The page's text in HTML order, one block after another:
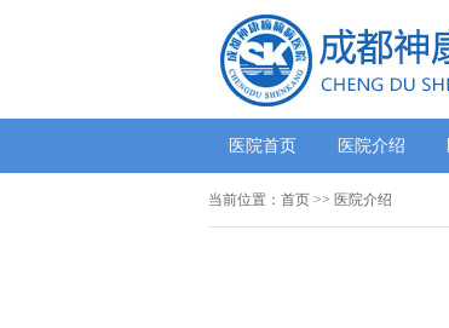
医院首页 医院介绍
当前位置： 首页 >> 医院介绍